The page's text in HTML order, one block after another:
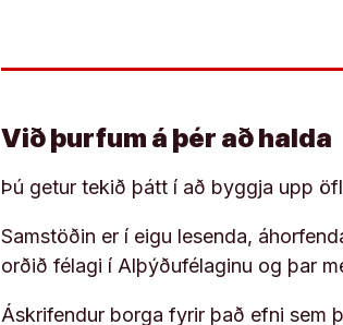
Við þurfum á þér að halda
Þú getur tekið þátt í að byggja upp
Samstöðin er í eigu lesenda,
orðið félagi í Alþýðufélaginu og þar
Áskrifendur borga fyrir það efni sem